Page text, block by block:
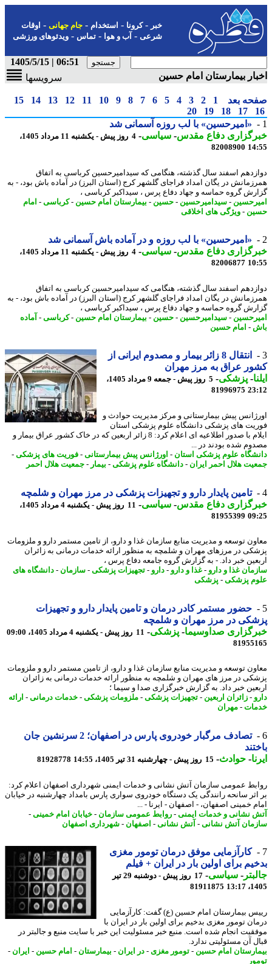
-کرونا-استخدام- جام جهانی-اوقات
شرعی-آب و هوا-تماس-ویدئوهای ورزشی
06:51 | 1405/5/15
بیمارستان امام حسین
سرویسها
بعد 1
2
3
4
5
6
7
8
9
10
11
12
13
14
15
17
18
19
20
«امیرحسین» با لب روزه آسمانی شد
دفاع مقدس-سیاسی-
4 روز پیش - یکشنبه 11 مرداد 1405،
82008900
اسفند سال گذشته، هنگامی که سیدامیرحسین کرباسی به اتفاق
در یگان امداد فراجای گلشهر کرج (استان البرز) در آماده باش بود، - به
گروه حماسه و جهاد دفاع پرس ، سیداکبر کرباسی ،
-سیدامیرحسین-حسین-بیمارستان امام حسین-کرباسی-امام
-ویژگی های اخلاقی
«امیرحسین» با لب روزه و در آماده باش آسمانی شد
دفاع مقدس-سیاسی-
4 روز پیش - یکشنبه 11 مرداد 1405،
82006877
اسفند سال گذشته، هنگامی که سیدامیرحسین کرباسی به اتفاق
در یگان امداد فراجای گلشهر کرج (استان البرز) در آماده باش بود، - به
گروه حماسه و جهاد دفاع پرس ، سیداکبر کرباسی ،
-سیدامیرحسین-حسین-بیمارستان امام حسین-کرباسی-آماده
-امام حسین
انتقال 8 زائر بیمار و مصدوم ایرانی از
عراق به مرز مهران
-پزشکی-
5 روز پیش - جمعه 9 مرداد 1405،
81996975
پیش بیمارستانی و مرکز مدیریت حوادث و
های پزشکی دانشگاه علوم پزشکی استان
ایلام با صدور اطلاعیه ای اعلام کرد: 8 زائر اربعین که در خاک کشور عراق بیمار و
شده بودند در ...
علوم پزشکی استان-اورژانس پیش بیمارستانی-فوریت های پزشکی-
هلال احمر ایران - دانشگاه علوم پزشکی-بیمار-جمعیت هلال احمر
تامین پایدار دارو و تجهیزات پزشکی در مرز مهران و شلمچه
دفاع مقدس-سیاسی-
11 روز پیش - یکشنبه 4 مرداد 1405،
81955399
توسعه و مدیریت منابع سازمان غذا و دارو، از تامین مستمر دارو و ملزومات
در مرزهای مهران و شلمچه به منظور ارائه خدمات درمانی به زائران
خبر داد. - به گزارش گروه جامعه دفاع پرس ،
غذا و دارو - غذا و دارو - دارو - تجهیزات پزشکی-سازمان -دانشگاه های
پزشکی-پزشکی
حضور مستمر کادر درمان و تامین پایدار دارو و تجهیزات
در مرز مهران و شلمچه
صداوسیما-پزشکی-11 روز پیش - یکشنبه 4 مرداد 1405، 09:00
توسعه و مدیریت منابع سازمان غذا و دارو، از تامین مستمر دارو و ملزومات
در مرز های مهران و شلمچه به منظور ارائه خدمات درمانی به زائران
خبر داد. به گزارش خبرگزاری صدا و سیما ؛
- زائران اربعین -تجهیزات پزشکی-ملزومات پزشکی-خدمات درمانی-ارائه
-مهران
تصادف مرگبار خودروی پارس در اصفهان؛ 2 سرنشین جان
-حوادث -15 روز پیش - چهارشنبه 31 تیر 1405، 14:55 81928778
عمومی سازمان آتش نشانی و خدمات ایمنی شهرداری اصفهان اعلام کرد:
سانحه رانندگی یک دستگاه خودروی سواری پارس بامداد چهارشنبه در خیابان
خمینی اصفهان، - اصفهان - ایرنا - ...
نشانی و خدمات ایمنی-روابط عمومی سازمان -خیابان امام خمینی-
آتش نشانی-آتش نشانی-اصفهان-شهرداری اصفهان
کارآزمایی موفق درمان تومور مغزی
برای اولین بار در ایران + فیلم
-سیاسی-
17 روز پیش - دوشنبه 29 تیر
81911875
بیمارستان امام حسین (ع) گفت: کارآزمایی
تومور مغزی بدخیم برای اولین بار در ایران با
انجام شده است. منبع خبر مسئولیت این خبر با سایت منبع و جالبتر در
آن مسئولیتی ندارد.
امام حسین-تومور مغزی- در ایران - بیمارستان-امام حسین-ایران -